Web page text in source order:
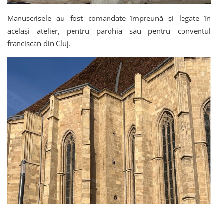
Manuscrisele au fost comandate împreună și legate în
același atelier, pentru parohia sau pentru conventul
franciscan din Cluj.